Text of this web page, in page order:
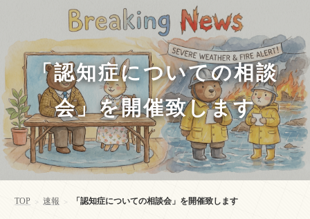
「認知症についての相談
会」を開催致します
TOP > 速報 > 「認知症についての相談会」を開催致します